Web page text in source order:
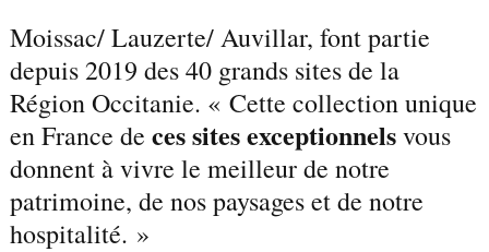
Moissac/ Lauzerte/ Auvillar, font partie
depuis 2019 des 40 grands sites de la
Région Occitanie. « Cette collection unique
en France de ces sites exceptionnelsvous
donnent à vivre le meilleur de notre
patrimoine, de nos paysages et de notre
hospitalité. »